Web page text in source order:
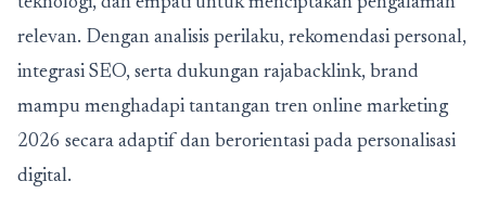
relevan. Dengan analisis perilaku, rekomendasi personal,
integrasi SEO, serta dukungan rajabacklink, brand
mampu menghadapi tantangan tren online marketing
2026 secara adaptif dan berorientasi pada personalisasi
digital.